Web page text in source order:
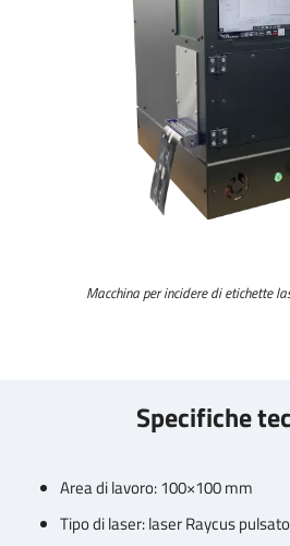
Macchina per incidere di etichette
Specifiche
Area di lavoro: 100×100 mm
Tipo di laser: laser Raycus